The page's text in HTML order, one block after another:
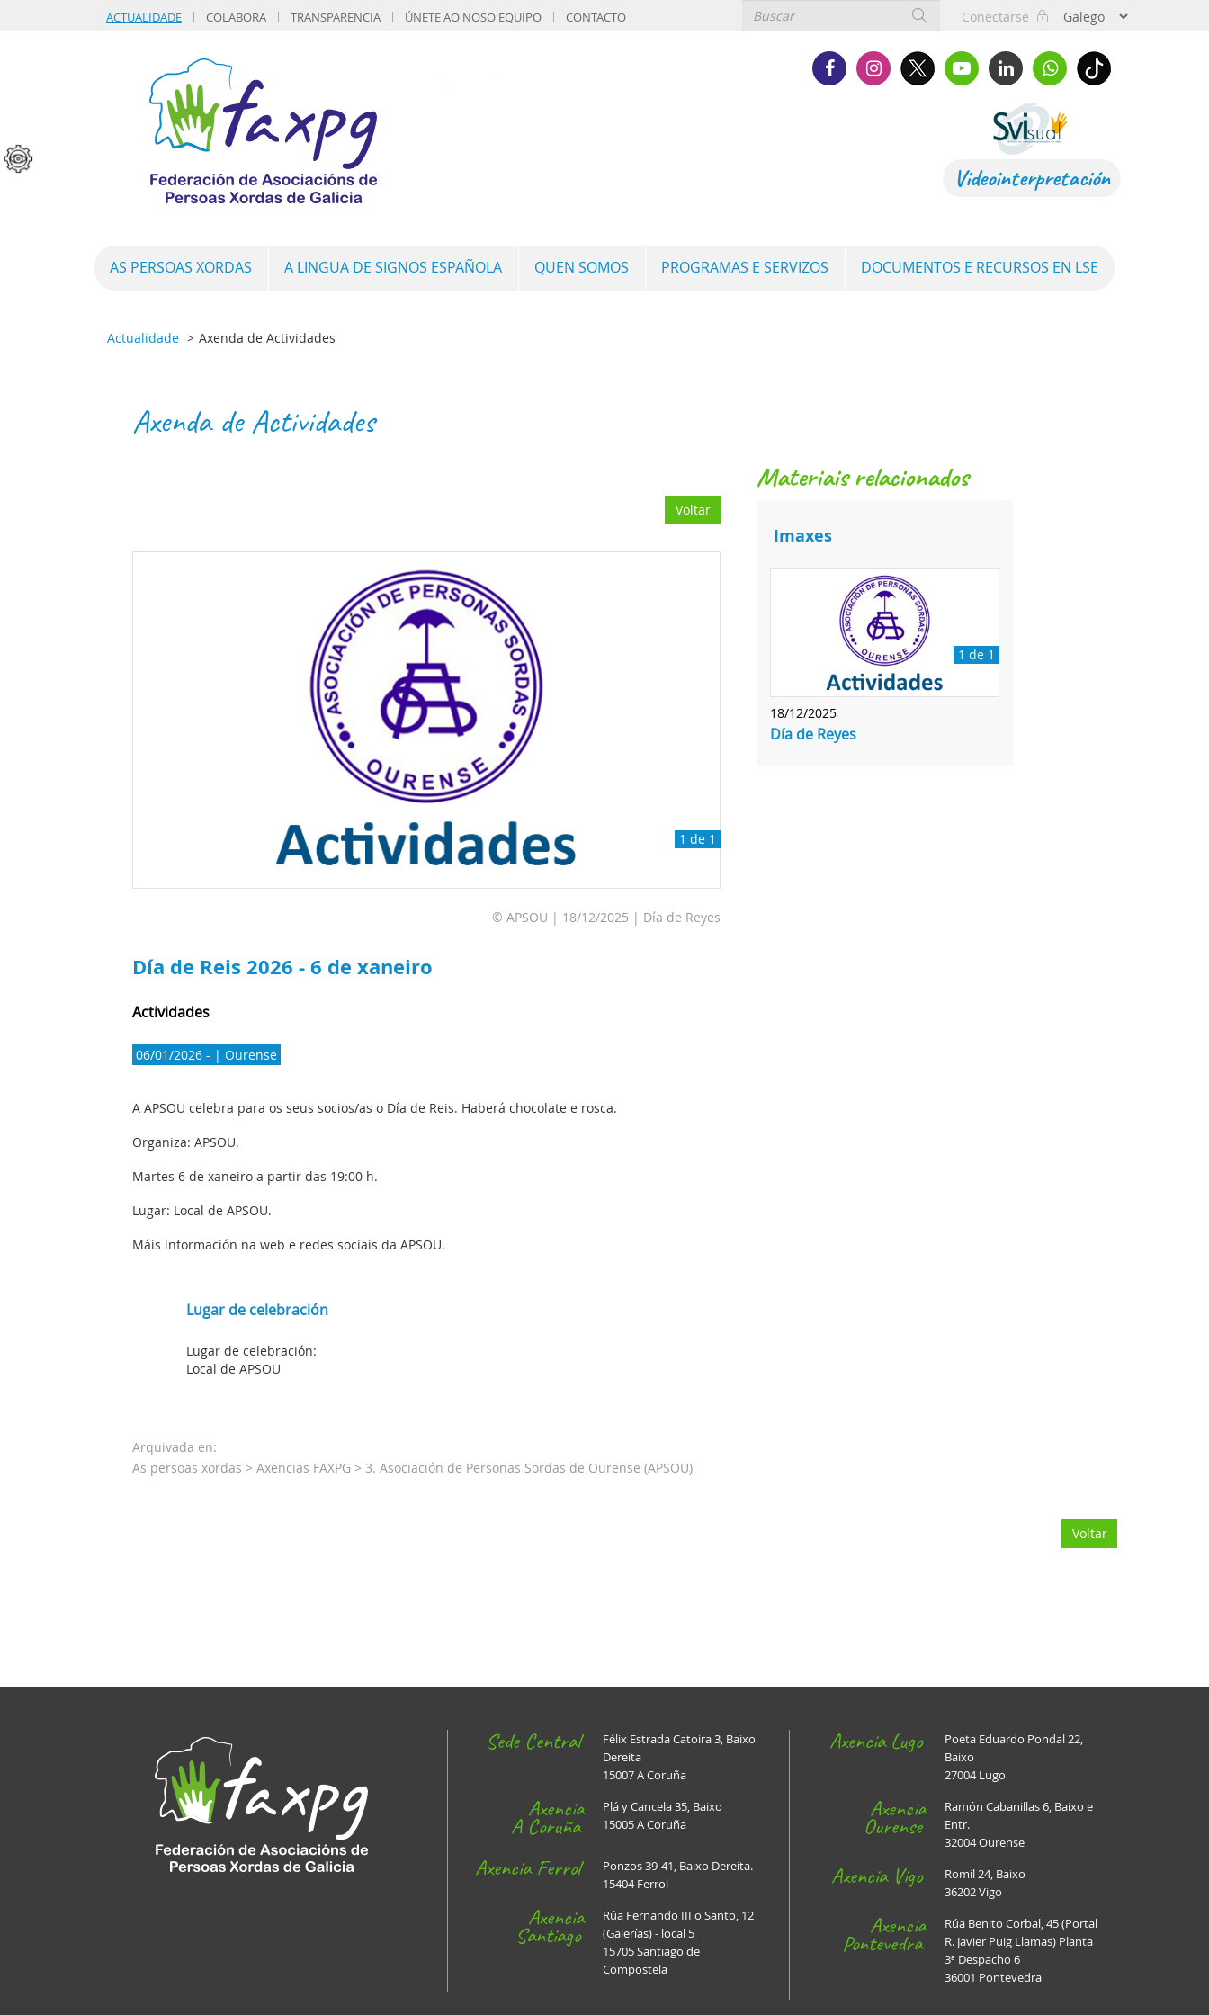
Conectarse
Videointerpretación
AS PERSOAS XORDAS A LINGUA DE SIGNOS ESPAÑOLA QUEN SOMOS PROGRAMAS E SERVIZOS DOCUMENTOS E RECURSOS EN LSE
ACTUALIDADE COLABORA TRANSPARENCIA ÚNETE AO NOSO EQUIPO CONTACTO
Actualidade Axenda de Actividades
Axenda de Actividades
Voltar
1 de 1
© APSOU | 18/12/2025 | Día de Reyes
Día de Reis 2026 - 6 de xaneiro
Actividades
06/01/2026 - | Ourense
A APSOU celebra para os seus socios/as o Día de Reis. Haberá chocolate e rosca.
Organiza: APSOU.
Martes 6 de xaneiro a partir das 19:00 h.
Lugar: Local de APSOU.
Máis información na web e redes sociais da APSOU.
Lugar de celebración
Lugar de celebración:
Local de APSOU
Arquivada en:
As persoas xordas > Axencias FAXPG > 3. Asociación de Personas Sordas de Ourense (APSOU)
materiais relacionados
Imaxes
1 de 1
18/12/2025
Día de Reyes
Voltar
Sede Central
Félix Estrada Catoira 3, Baixo
Dereita
15007 A Coruña
Axencia
A Coruña
Plá y Cancela 35, Baixo
15005 A Coruña
Axencia Ferrol
Ponzos 39-41, Baixo Dereita.
15404 Ferrol
Axencia
Santiago
Rúa Fernando III o Santo, 12
(Galerías) - local 5
15705 Santiago de
Compostela
Axencia Lugo
Poeta Eduardo Pondal 22,
Baixo
27004 Lugo
Axencia
Ourense
Ramón Cabanillas 6, Baixo e
Entr.
32004 Ourense
Axencia Vigo
Romil 24, Baixo
36202 Vigo
Axencia
Pontevedra
Rúa Benito Corbal, 45 (Portal
R. Javier Puig Llamas) Planta
3ª Despacho 6
36001 Pontevedra